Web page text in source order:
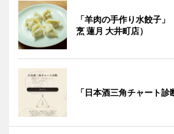
「羊肉の手作り水餃子
烹 蓮月 大井町店）
「日本酒三角チャート診